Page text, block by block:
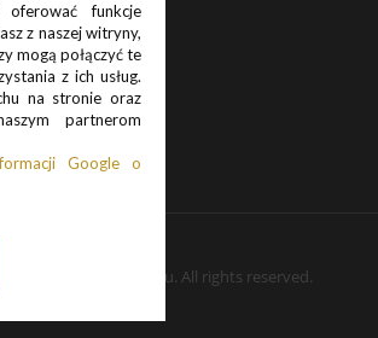
2025 Pancernik.eu. All rights reserved.
funkcje
z naszej witryny,
mogą połączyć te
z ich usług.
na stronie oraz
partnerom
Google o